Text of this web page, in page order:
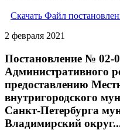
Скачать Файл
2 февраля 2021
Постановление № 02-
Административного
предоставлению
внутригородского
Санкт-Петербурга
Владимирский